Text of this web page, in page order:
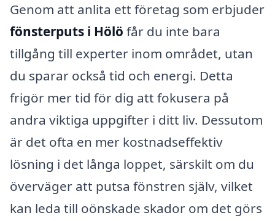
Genom att anlita ett företag som erbjuder
fönsterputs i Hölö får du inte bara
tillgång till experter inom området, utan
du sparar också tid och energi. Detta
frigör mer tid för dig att fokusera på
andra viktiga uppgifter i ditt liv. Dessutom
är det ofta en mer kostnadseffektiv
lösning i det långa loppet, särskilt om du
överväger att putsa fönstren själv, vilket
kan leda till oönskade skador om det görs